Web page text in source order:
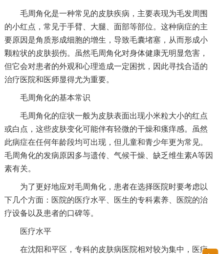
毛周角化是一种常见的皮肤疾病，主要表现为毛发周围
的小红点，常见于手臂、大腿、面部等部位。这种病症的主
要原因是角质形成细胞的增生，导致毛囊堵塞，从而形成小
颗粒状的皮肤损伤。虽然毛周角化对身体健康无明显危害，
但它会对患者的外观和心理造成一定困扰，因此寻找合适的
治疗医院和医师显得尤为重要。
毛周角化的基本常识
毛周角化的症状一般为皮肤表面出现小米粒大小的红点
或白点，这些皮肤变化可能伴有轻微的干燥和瘙痒感。虽然
此病症在任何年龄段均可出现，但儿童和青少年更为常见。
毛周角化的发病原因多与遗传、气候干燥、缺乏维生素A等因
素有关。
为了更好地应对毛周角化，患者在选择医院时要考虑以
下几个方面：医院的医疗水平、医生的专科素养、医院的治
疗设备以及患者的口碑等。
医疗水平
在沈阳和平区，专科的皮肤病医院相对较为集中，医疗